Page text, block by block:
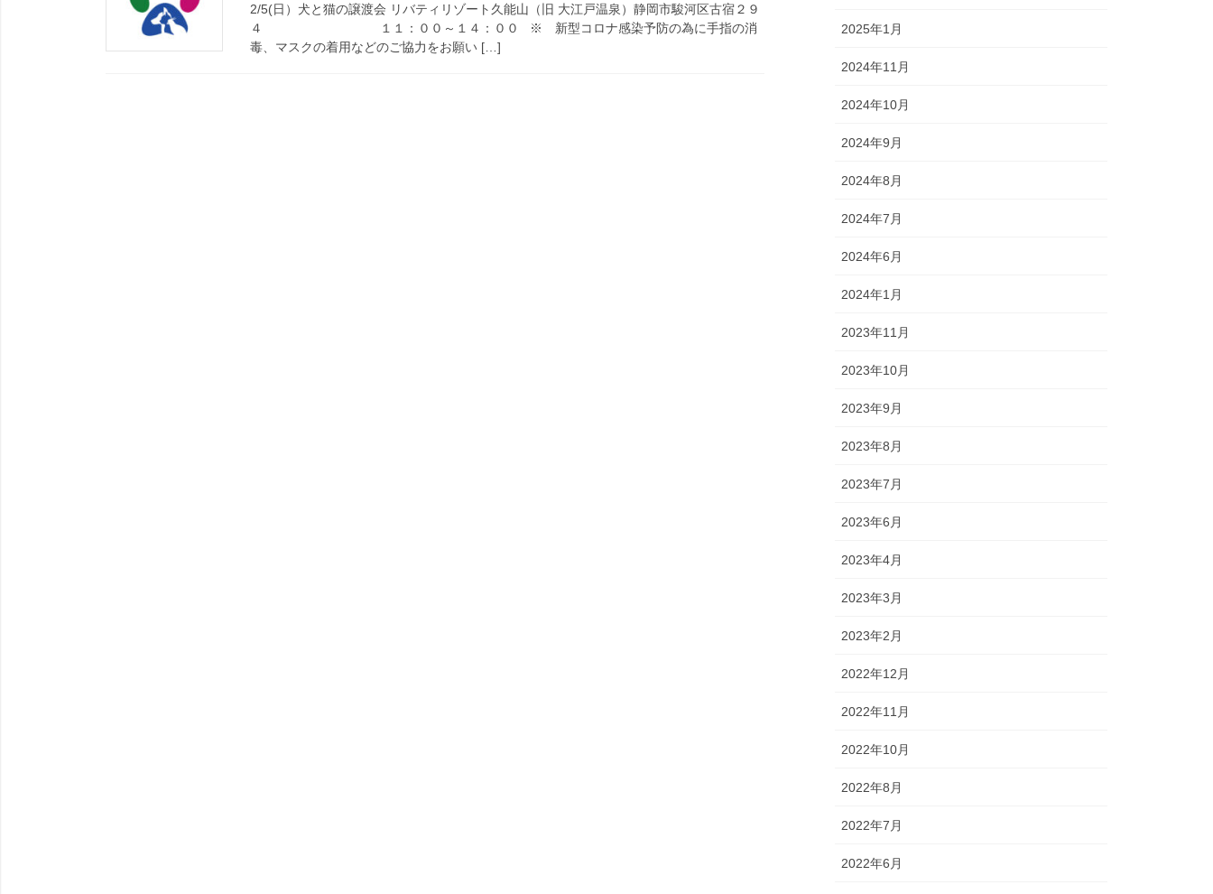
2/5(日）犬と猫の譲渡会 リバティリゾート久能山（旧 大江戸温泉）静岡市駿河区古宿２９
４ １１：００～１４：００ ※ 新型コロナ感染予防の為に手指の消
毒、マスクの着用などのご協力をお願い […]
2025年1月
2024年11月
2024年10月
2024年9月
2024年8月
2024年7月
2024年6月
2024年1月
2023年11月
2023年10月
2023年9月
2023年8月
2023年7月
2023年6月
2023年4月
2023年3月
2023年2月
2022年12月
2022年11月
2022年10月
2022年8月
2022年7月
2022年6月